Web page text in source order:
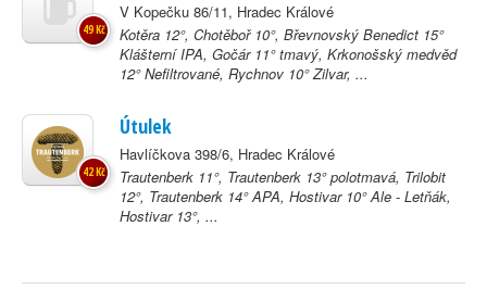
V Kopečku 86/11, Hradec Králové
Kotěra 12°, Chotěboř 10°, Břevnovský Benedict 15°
Klášterní IPA, Gočár 11° tmavý, Krkonošský medvěd
12° Nefiltrované, Rychnov 10° Zilvar, ...
49 Kč
Útulek
Havlíčkova 398/6, Hradec Králové
Trautenberk 11°, Trautenberk 13° polotmavá, Trilobit
12°, Trautenberk 14° APA, Hostivar 10° Ale - Letňák,
Hostivar 13°, ...
42 Kč